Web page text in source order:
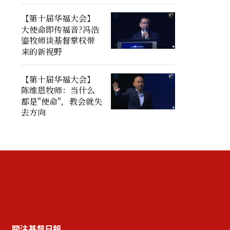
【第十届华福大会】
大使命即传福音?冯浩
鎏牧师谈基督掌权带
来的新视野
【第十届华福大会】
陈维恩牧师：当什么
都是"使命"，教会就失
去方向